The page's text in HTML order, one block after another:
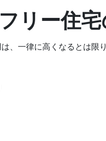
リー住
、一律に高くなるとは限り